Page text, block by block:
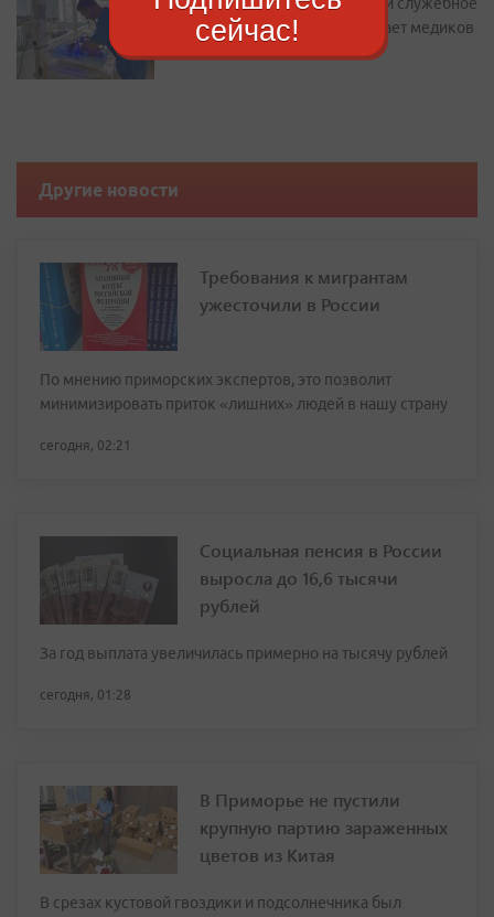
жилье: как Находка привлекает медиков
Другие новости
Требования к мигрантам
ужесточили в России
По мнению приморских экспертов, это позволит
минимизировать приток «лишних» людей в нашу страну
сегодня, 02:21
Социальная пенсия в России
выросла до 16,6 тысячи
рублей
За год выплата увеличилась примерно на тысячу рублей
сегодня, 01:28
В Приморье не пустили
крупную партию зараженных
цветов из Китая
В срезах кустовой гвоздики и подсолнечника был
сейчас!